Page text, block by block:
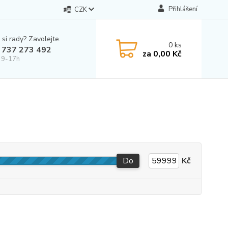
CZK Přihlášení
rady? Zavolejte.
273 492
9-17h
0ks
za 0,00 Kč
Do Kč